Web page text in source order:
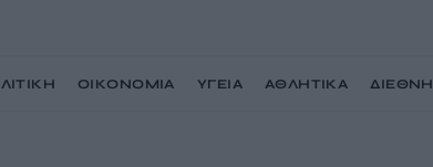
ΟΙΚΟΝΟΜΙΑ ΥΓΕΙΑ ΑΘΛΗΤΙΚΑ ΔΙΕΘΝΗ
το εσωτερικό δυναμό του Κόκκινου Πλανήτη